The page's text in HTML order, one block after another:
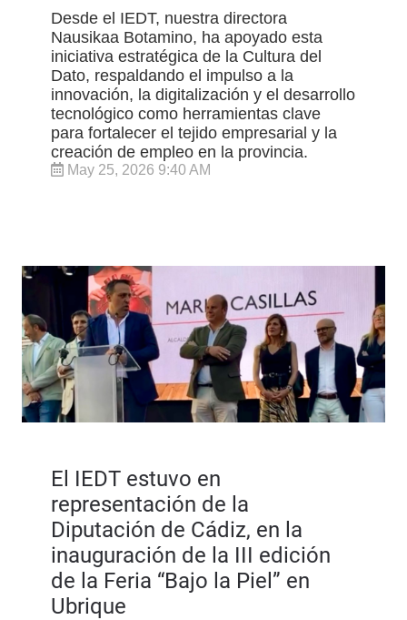
Desde el IEDT, nuestra directora
Nausikaa Botamino, ha apoyado esta
iniciativa estratégica de la Cultura del
Dato, respaldando el impulso a la
innovación, la digitalización y el desarrollo
tecnológico como herramientas clave
para fortalecer el tejido empresarial y la
creación de empleo en la provincia.
May 25, 2026 9:40 AM
El IEDT estuvo en
representación de la
Diputación de Cádiz, en la
inauguración de la III edición
de la Feria “Bajo la Piel” en
Ubrique